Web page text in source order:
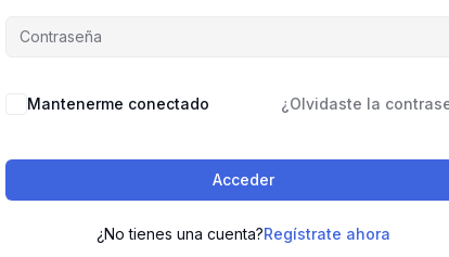
Mantenerme conectado ¿Olvidaste la
Acceder
¿No tienes una cuenta?Regístrate ahora